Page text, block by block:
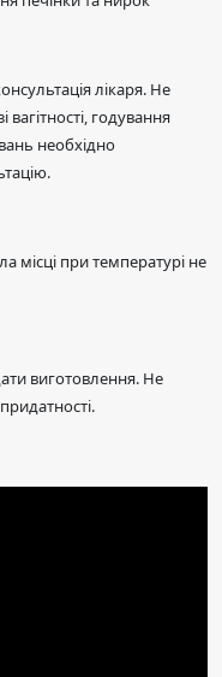
лікаря. Не
годування
необхідно
місці при температурі не
виготовлення. Не